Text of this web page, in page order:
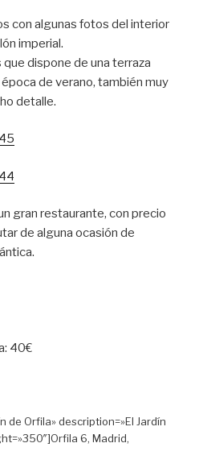
con algunas fotos del interior
imperial.
dispone de una terraza
de verano, también muy
detalle.
gran restaurante, con precio
de alguna ocasión de
40€
de Orfila» description=»El Jardín
6, Madrid,